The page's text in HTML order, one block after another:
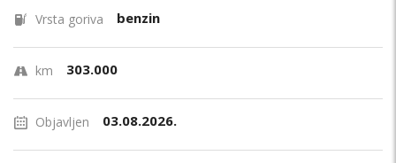
Vrsta goriva benzin
km 303.000
Objavljen 03.08.2026.